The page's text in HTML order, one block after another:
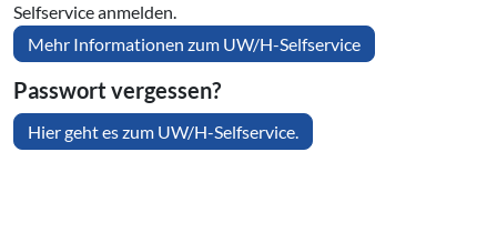
Selfservice anmelden.
Mehr Informationen zum UW/H-Selfservice
Passwort vergessen?
Hier geht es zum UW/H-Selfservice.